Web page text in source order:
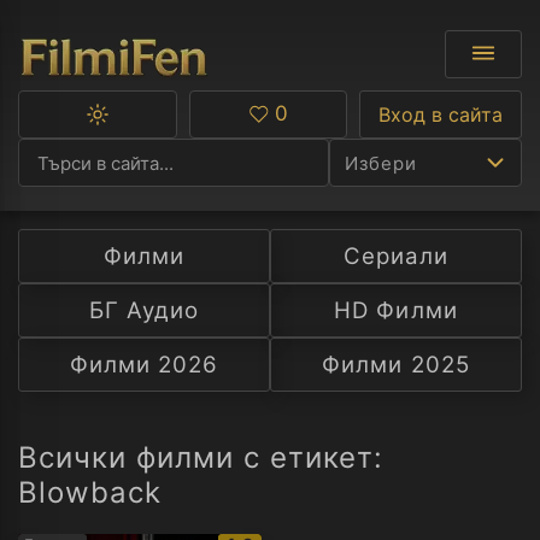
Избери
Ф
С
А
Превключване
тъмна
тема
Любими
0 Вход в сайта
Филми
Сериали
БГ Аудио
HD Филми
Филми 2026
Филми 2025
Всички филми с етикет:
Blowback